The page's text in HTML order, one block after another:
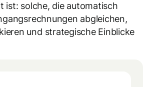
ist: solche, die automatisch
abgleichen,
und strategische Einblicke